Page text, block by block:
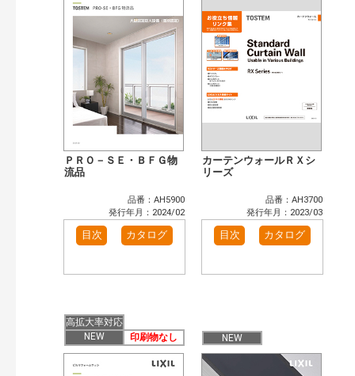
目次も検索 検 索
おすすめハッシュタグ
カテゴリー
窓・シャッター（102）
玄関ドア・引戸（39）
インテリア建材（48）
エクステリア（123）
タイル建材（36）
水まわり（6）
キッチン（37）
浴室（47）
小型電気温水器（11）
水栓金具（46）
太陽光発電・屋根・外壁（90）
高性能住宅工法（55）
開始年:
終了年:
検索
ＰＲＯ－ＳＥ・ＢＦＧ物
流品
品番：AH5900
発行年月：2024/02
目次 カタログ
カーテンウォールＲＸシ
リーズ
品番：AH3700
発行年月：2023/03
目次 カタログ
高拡大率対応
NEW
印刷物なし NEW